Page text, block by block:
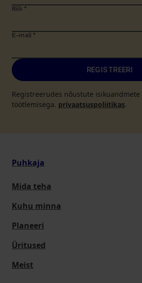
Riik *
E-mail *
REGISTREERI
Registreerudes nõustute isikuandmete
töötlemisega. privaatsuspoliitikas.
Puhkaja
Mida teha
Kuhu minna
Planeeri
Üritused
Meist